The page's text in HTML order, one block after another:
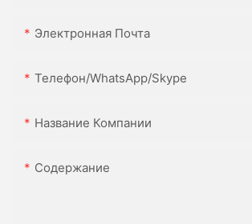
Электронная Почта
Телефон/WhatsApp/Skype
Название Компании
Содержание